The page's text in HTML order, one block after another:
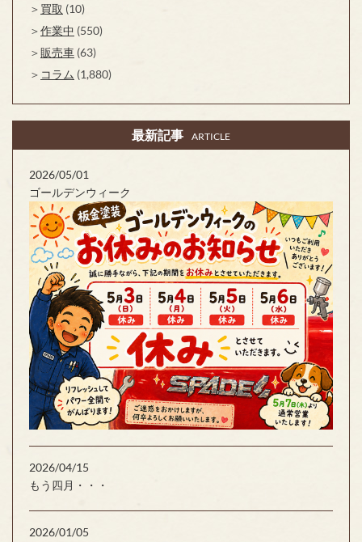
買取 (10)
作業中 (550)
販売車 (63)
コラム (1,880)
最新記事 ARTICLE
2026/05/01
ゴールデンウィーク
2026/04/15
もう四月・・・
2026/01/05